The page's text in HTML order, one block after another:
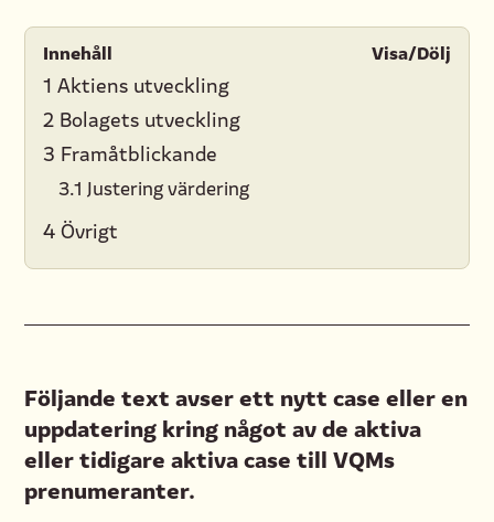
Innehåll Visa/Dölj
1 Aktiens utveckling
2 Bolagets utveckling
3 Framåtblickande
3.1 Justering värdering
4 Övrigt
Följande text avser ett nytt case eller en
uppdatering kring något av de aktiva
eller tidigare aktiva case till VQMs
prenumeranter.